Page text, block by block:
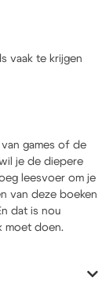
vaak te krijgen
games of de
je de diepere
leesvoer om je
van deze boeken
dat is nou
moet doen.